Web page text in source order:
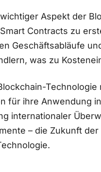
Aspekt der
Contracts ​zu‍
Geschäftsabläufe
was zu
für ihre Anwendung
internationaler
– die Zukunft